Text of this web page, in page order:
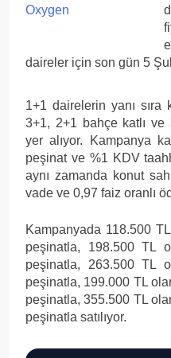
daireler için son gün 5
1+1 dairelerin yanı sıra
3+1, 2+1 bahçe katlı ve
yer alıyor. Kampanya
peşinat ve %1 KDV
aynı zamanda konut
vade ve 0,97 faiz oranlı
Kampanyada 118.500
peşinatla, 198.500 TL
peşinatla, 263.500 TL
peşinatla, 199.000 TL
peşinatla, 355.500 TL
peşinatla satılıyor.